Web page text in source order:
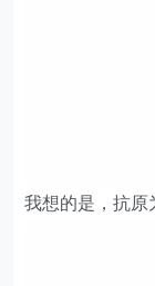
我想的是，抗